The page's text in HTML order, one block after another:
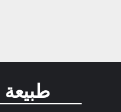
طبيعة